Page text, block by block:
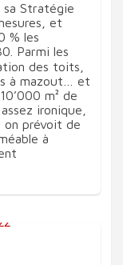
sa Stratégie
et
% les
Parmi les
des toits,
à mazout… et
m² de
ironique,
on prévoit de
à